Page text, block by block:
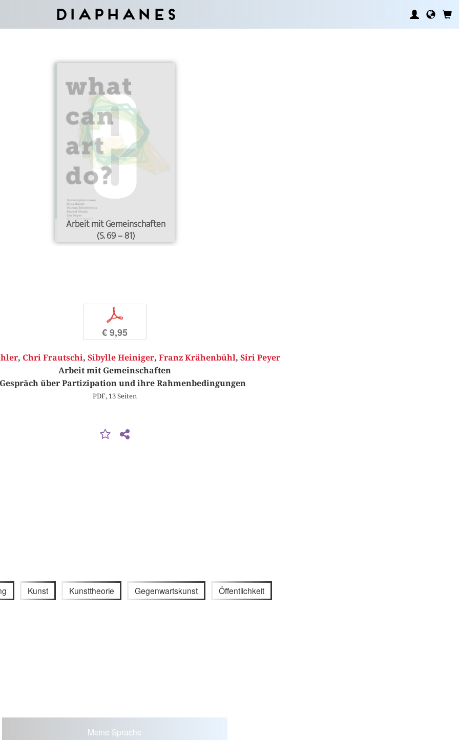
Diaphanes
Arbeit mit Gemeinschaften
(S. 69 – 81)
p
€ 9,95
, Chri Frautschi, Sibylle Heiniger, Franz Krähenbühl, Siri Peyer
Arbeit mit Gemeinschaften
über Partizipation und ihre Rahmenbedingungen
PDF, 13 Seiten
Kunst Kunsttheorie Gegenwartskunst Öffentlichkeit
Meine Sprache